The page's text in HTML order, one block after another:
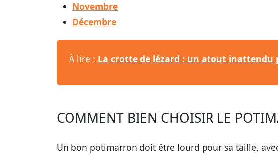
Novembre
Décembre
À lire : La crotte de lézard : un atout inattendu
COMMENT BIEN CHOISIR LE
Un bon potimarron doit être lourd pour sa taille,